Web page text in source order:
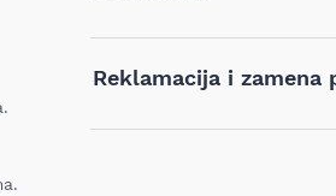
Reklamacija i zamena